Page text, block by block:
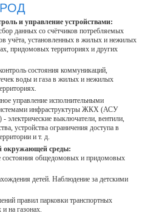
и управление устройствами:
данных со счётчиков потребляемых
учёта, установленных в жилых и нежилых
придомовых территориях и других
состояния коммуникаций,
воды и газа в жилых и нежилых
управление исполнительными
инфраструктуры ЖКХ (АСУ
- электрические выключатели, вентили,
устройства ограничения доступа в
и т. д.
окружающей среды:
состояния общедомовых и придомовых
детей. Наблюдение за детскими
правил парковки транспортных
на газонах.